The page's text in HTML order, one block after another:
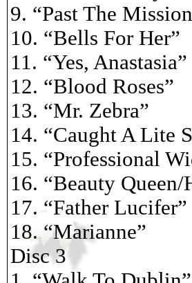
9. “Past The
10. “Bells For Her”
11. “Yes,
12. “Blood Roses”
13. “Mr. Zebra”
14. “Caught A Lite
15. “Professional
16. “Beauty Queen/
17. “Father Lucifer”
18. “Marianne”
Disc 3